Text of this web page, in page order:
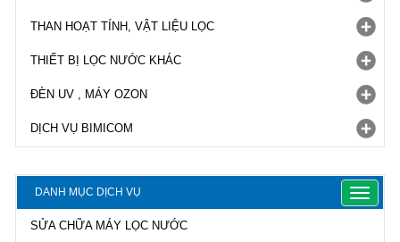
THAN HOẠT TÍNH, VẬT LIỆU LỌC
THIẾT BỊ LỌC NƯỚC KHÁC
ĐÈN UV , MÁY OZON
DỊCH VỤ BIMICOM
DANH MỤC DỊCH VỤ
Toggle
SỬA CHỮA MÁY LỌC NƯỚC